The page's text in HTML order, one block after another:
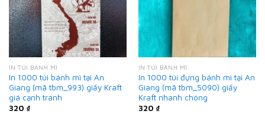
IN TÚI BÁNH MÌ
In 1000 túi bánh mì tại An
Giang (mã tbm_993) giấy Kraft
giá cạnh tranh
320 ₫
IN TÚI BÁNH MÌ
In 1000 túi đựng bánh mì tại An
Giang (mã tbm_5090) giấy
Kraft nhanh chóng
320 ₫